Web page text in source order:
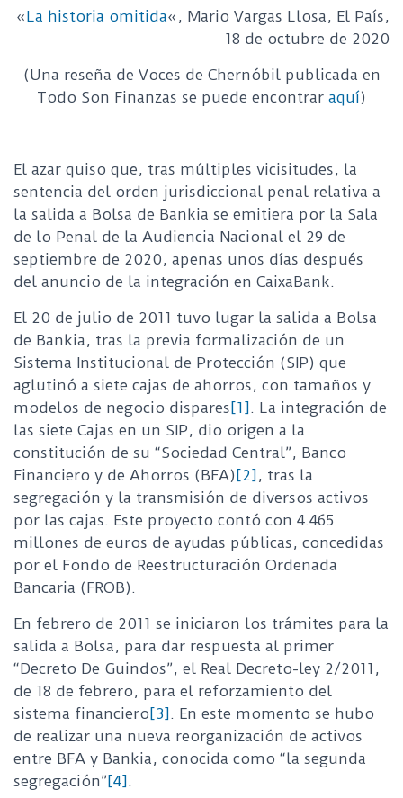
«La historia omitida«, Mario Vargas Llosa, El País,
18 de octubre de 2020
(Una reseña de Voces de Chernóbil publicada en
Todo Son Finanzas se puede encontrar aquí)
El azar quiso que, tras múltiples vicisitudes, la
sentencia del orden jurisdiccional penal relativa a
la salida a Bolsa de Bankia se emitiera por la Sala
de lo Penal de la Audiencia Nacional el 29 de
septiembre de 2020, apenas unos días después
del anuncio de la integración en CaixaBank.
El 20 de julio de 2011 tuvo lugar la salida a Bolsa
de Bankia, tras la previa formalización de un
Sistema Institucional de Protección (SIP) que
aglutinó a siete cajas de ahorros, con tamaños y
modelos de negocio dispares [1] . La integración de
las siete Cajas en un SIP, dio origen a la
constitución de su “Sociedad Central”, Banco
Financiero y de Ahorros (BFA) [2] , tras la
segregación y la transmisión de diversos activos
por las cajas. Este proyecto contó con 4.465
millones de euros de ayudas públicas, concedidas
por el Fondo de Reestructuración Ordenada
Bancaria (FROB).
En febrero de 2011 se iniciaron los trámites para la
salida a Bolsa, para dar respuesta al primer
“Decreto De Guindos”, el Real Decreto-ley 2/2011,
de 18 de febrero, para el reforzamiento del
sistema financiero [3] . En este momento se hubo
de realizar una nueva reorganización de activos
entre BFA y Bankia, conocida como “la segunda
segregación” [4] .